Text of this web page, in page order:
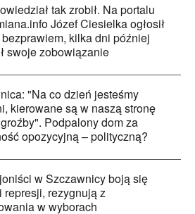
tak zrobił. Na portalu
Józef Ciesielka ogłosił
kilka dni później
swoje zobowiązanie
"Na co dzień jesteśmy
kierowane są w naszą stronę
Podpalony dom za
opozycyjną – polityczną?
w Szczawnicy boją się
represji, rezygnują z
w wyborach